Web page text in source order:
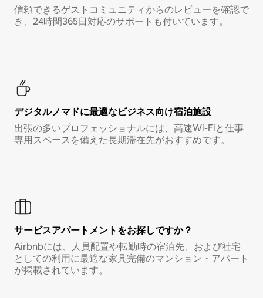
信頼できるゲストコミュニティからのレビューを確認で
き、24時間365日対応のサポートも付いています。
デジタルノマド⁠に最⁠適⁠なビ⁠ジ⁠ネ⁠ス⁠向⁠け宿⁠泊⁠施⁠設
出張の多いプロフェッショナルには、高速Wi-Fiと仕事
専用スペースを備えた長期滞在先がおすすめです。
サービスアパートメントをお探しですか？
Airbnbには、人員配置や転勤時の宿泊先、および社宅
としての利用に最適な家具完備のマンション・アパート
が掲載されています。